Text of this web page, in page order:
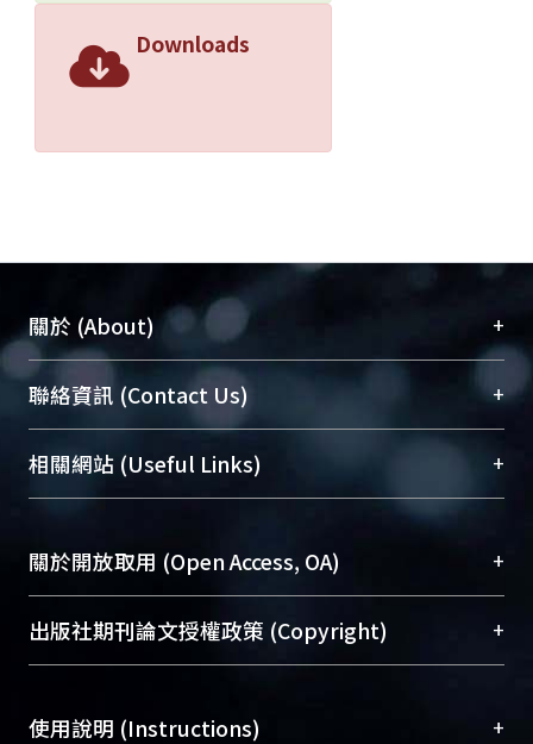
Downloads
關於 (About) +
臺大位居世界頂尖大學之列，為永久珍藏及向國際
展現本校豐碩的研究成果及學術能量，圖書館整合
機構典藏（NTUR）與學術庫（AH）不同功能平
台，成為臺大學術典藏NTU scholars。期能整合研
究能量、促進交流合作、保存學術產出、推廣研究
成果。
To permanently archive and promote researcher
profiles and scholarly works, Library integrates the
services of “NTU Repository” with “Academic
聯絡資訊 (Contact Us) +
總館學科館員(Main Library)
醫學圖書館學科館員(Medical Library)
(Social
Sciences Library)
相關網站 (Useful Links) +
關於開放取用 (Open Access, OA) +
開放取用是從使用者角度提升資訊取用性的社會運
動，應用在學術研究上是透過將研究著作公開供使
用逐年攀升。同時可加速研究發展、提升研究影響
出版社期刊論文授權政策 (Copyright) +
含部分內容的版權非匯入者所有，或由第三方贊
使用說明 (Instructions) +